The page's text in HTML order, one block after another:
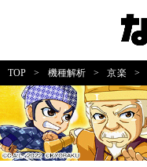
TOP > 機種解析 > 京楽 >